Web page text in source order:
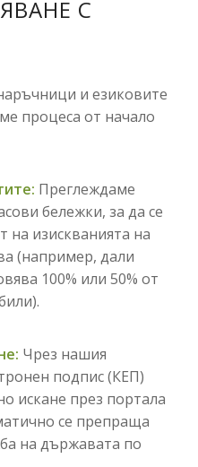
С
и езиковите
процеса от начало
Преглеждаме
бележки, за да се
на изискванията на
(например, дали
100% или 50% от
Чрез нашия
подпис (КЕП)
искане през портала
се препраща
на държавата по